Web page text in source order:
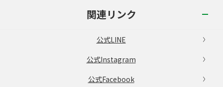
関連リンク
公式LINE
公式Instagram
公式Facebook